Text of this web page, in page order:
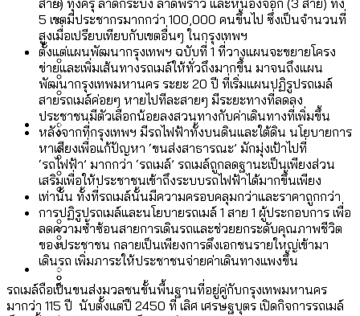
สมุดจดการบ้าน ส.ก. 2569 : แต่ละเขตมี
ปัญหาอะไรที่ ส.ก. ต้องทำการบ้าน
Vote62 ขอบคุณประชาชนที่ร่วม
สังเกตการณ์การเลือกตั้งชวนคุยกันถึงบท
เรียนที่เราได้รับจากเลือกตั้ง กรุงเทพฯ –
พัทยา
สวนสาธารณะและพื้นที่สีเขียวใน กทม. เพิ่ม
ขึ้นและเข้าถึงได้มากน้อยแค่ไหน
ขยะมูลฝอย 2568 [ข้อมูลดิบ]
ขยะของคน กทม. ที่ยังถูกนำไปทิ้งที่
ฉะเชิงเทรา นครปฐม และล่าสุดที่กาญจนบุรี
ประเทศไหนทำได้บ้าง?
สำรวจ Hate Speech ที่ถูกผลิตซ้ำผ่าน
วิดีโอ AI ในช่วงความขัดแย้งไทย-กัมพูชา
[ข้อมูลดิบ]
ความเกลียดชังที่ขายได้ : สำรวจ Hate
Speech ที่ถูกผลิตซ้ำผ่านวิดีโอ AI ในช่วง
ความขัดแย้งไทย-กัมพูชา
เมกะโปรเจ็กต์ของ กทม. ในช่วงที่มีการใช้
งบคาบเกี่ยวในยุคชัชชาติ มีอะไร ใช้งบแค่
ไหน
ค่าฝุ่นในกรุงเทพฯ 2025 เทียบกับจำนวน
ควันบุหรี่ที่เข้าปอด [ข้อมูลดิบ]
สำรวจเศรษฐกิจในกรุงเทพฯ ผ่าน
Bangkok Index 2025
Future
สังคมผู้สูงอายุไทย [ข้อมูลดิบ]
สำรวจสังคมผู้สูงอายุไทย : 6 จังหวัดเป็น
สังคมสูงวัยระดับสุดยอด และ 64 จังหวัดที่
ตายมากกว่าเกิด
Database
สังคมผู้สูงอายุไทย [ข้อมูลดิบ]
สำรวจเหตุไฟไหม้ในกรุงเทพฯ 2568
[ข้อมูลดิบ]
Project
Bangkok Index
Bangkok Index 2022
DEMO Thailand
About Us
5 เขตมีประชากรมากกว่า 100,000 คนขึ้นไป ซึ่งเป็นจำนวนที่
สูงเมื่อเปรียบเทียบกับเขตอื่นๆ ในกรุงเทพฯ
ตั้งแต่แผนพัฒนากรุงเทพฯ ฉบับที่ 1 ที่วางแผนจะขยายโครง
ข่ายและเพิ่มเส้นทางรถเมล์ให้ทั่วถึงมากขึ้น มาจนถึงแผน
พัฒนากรุงเทพมหานคร ระยะ 20 ปี ที่เริ่มแผนปฏิรูปรถเมล์
สายรถเมล์ค่อยๆ หายไปทีละสายๆ มีระยะทางที่ลดลง
ประชาชนมีตัวเลือกน้อยลงสวนทางกับค่าเดินทางที่เพิ่มขึ้น
หลังจากที่กรุงเทพฯ มีรถไฟฟ้าทั้งบนดินและใต้ดิน นโยบายการ
หาเสียงเพื่อแก้ปัญหา ‘ขนส่งสาธารณะ’ มักมุ่งเป้าไปที่
‘รถไฟฟ้า’ มากกว่า ‘รถเมล์’ รถเมล์ถูกลดฐานะเป็นเพียงส่วน
เสริมเพื่อให้ประชาชนเข้าถึงระบบรถไฟฟ้าได้มากขึ้นเพียง
เท่านั้น ทั้งที่รถเมล์นั้นมีความครอบคลุมกว่าและราคาถูกกว่า
การปฏิรูปรถเมล์และนโยบายรถเมล์ 1 สาย 1 ผู้ประกอบการ เพื่อ
ลดความซ้ำซ้อนสายการเดินรถและช่วยยกระดับคุณภาพชีวิต
ของประชาชน กลายเป็นเพียงการดึงเอกชนรายใหญ่เข้ามา
เดินรถ เพิ่มภาระให้ประชาชนจ่ายค่าเดินทางแพงขึ้น
รถเมล์ถือเป็นขนส่งมวลชนขั้นพื้นฐานที่อยู่คู่กับกรุงเทพมหานคร
มากว่า 115 ปี นับตั้งแต่ปี 2450 ที่ เลิศ เศรษฐบุตร เปิดกิจการรถเมล์